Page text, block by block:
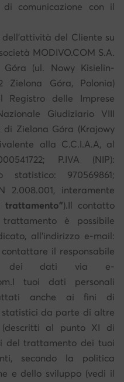
comunicazione con il
del Cliente su
MODIVO.COM S.A.
(ul. Nowy Kisielin-
Zielona Góra, Polonia)
Registro delle Imprese
Giudiziario VIII
di Zielona Góra (Krajowy
alla C.C.I.A.A, al
P.IVA (NIP):
statistico: 970569861;
2.008.001, interamente
trattamento").Il contatto
è possibile
all'indirizzo e-mail:
il responsabile
dei dati via e-
tuoi dati personali
anche ai fini di
da parte di altre
al punto XI di
del trattamento dei tuoi
secondo la politica
e dello sviluppo (vedi il